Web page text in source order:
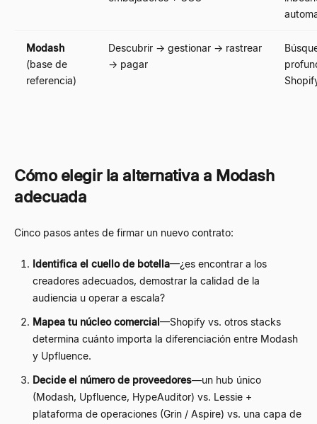
Modash
(base de
referencia)
Descubrir → gestionar → rastrear
→ pagar
Cómo elegir la alternativa a Modash
adecuada
Cinco pasos antes de firmar un nuevo contrato:
Identifica el cuello de botella—¿es encontrar a los
creadores adecuados, demostrar la calidad de la
audiencia u operar a escala?
Mapea tu núcleo comercial—Shopify vs. otros stacks
determina cuánto importa la diferenciación entre Modash
y Upfluence.
Decide el número de proveedores—un hub único
(Modash, Upfluence, HypeAuditor) vs. Lessie +
plataforma de operaciones (Grin / Aspire) vs. una capa de